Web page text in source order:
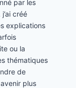
par les
créé
explications
ou la
thématiques
de
plus